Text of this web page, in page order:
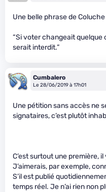
Une belle phrase de
“Si voter changeait quelque
serait interdit.”
Cumbalero
Le 28/06/2019 à 17h01
Une pétition sans accès ne
signataires, c’est plutôt
C’est surtout une première,
J’aimerais, par exemple,
S’il est publié
temps réel. Je n’ai rien non